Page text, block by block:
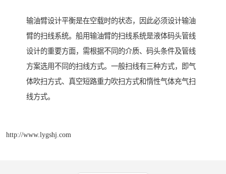
输油臂设计平衡是在空载时的状态，因此必须设计输油
臂的扫线系统。船用输油臂的扫线系统是液体码头管线
设计的重要方面，需根据不同的介质、码头条件及管线
方案选用不同的扫线方式。一般扫线有三种方式，即气
体吹扫方式、真空短路重力吹扫方式和惰性气体充气扫
线方式。
http://www.lygshj.com